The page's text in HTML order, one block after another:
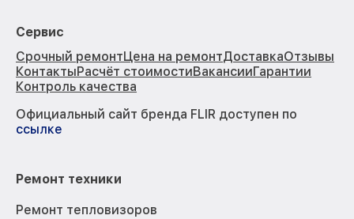
Сервис
Срочный ремонтЦена на ремонтДоставкаОтзывы
КонтактыРасчёт стоимостиВакансииГарантии
Контроль качества
Официальный сайт бренда FLIR доступен по
ссылке
Ремонт техники
Ремонт тепловизоров